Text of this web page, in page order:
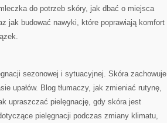
do potrzeb skóry, jak dbać o miejsca
jak budować nawyki, które poprawiają komfort
sezonowej i sytuacyjnej. Skóra zachowuje
upałów. Blog tłumaczy, jak zmieniać rutynę,
upraszczać pielęgnację, gdy skóra jest
pielęgnacji podczas zmiany klimatu,